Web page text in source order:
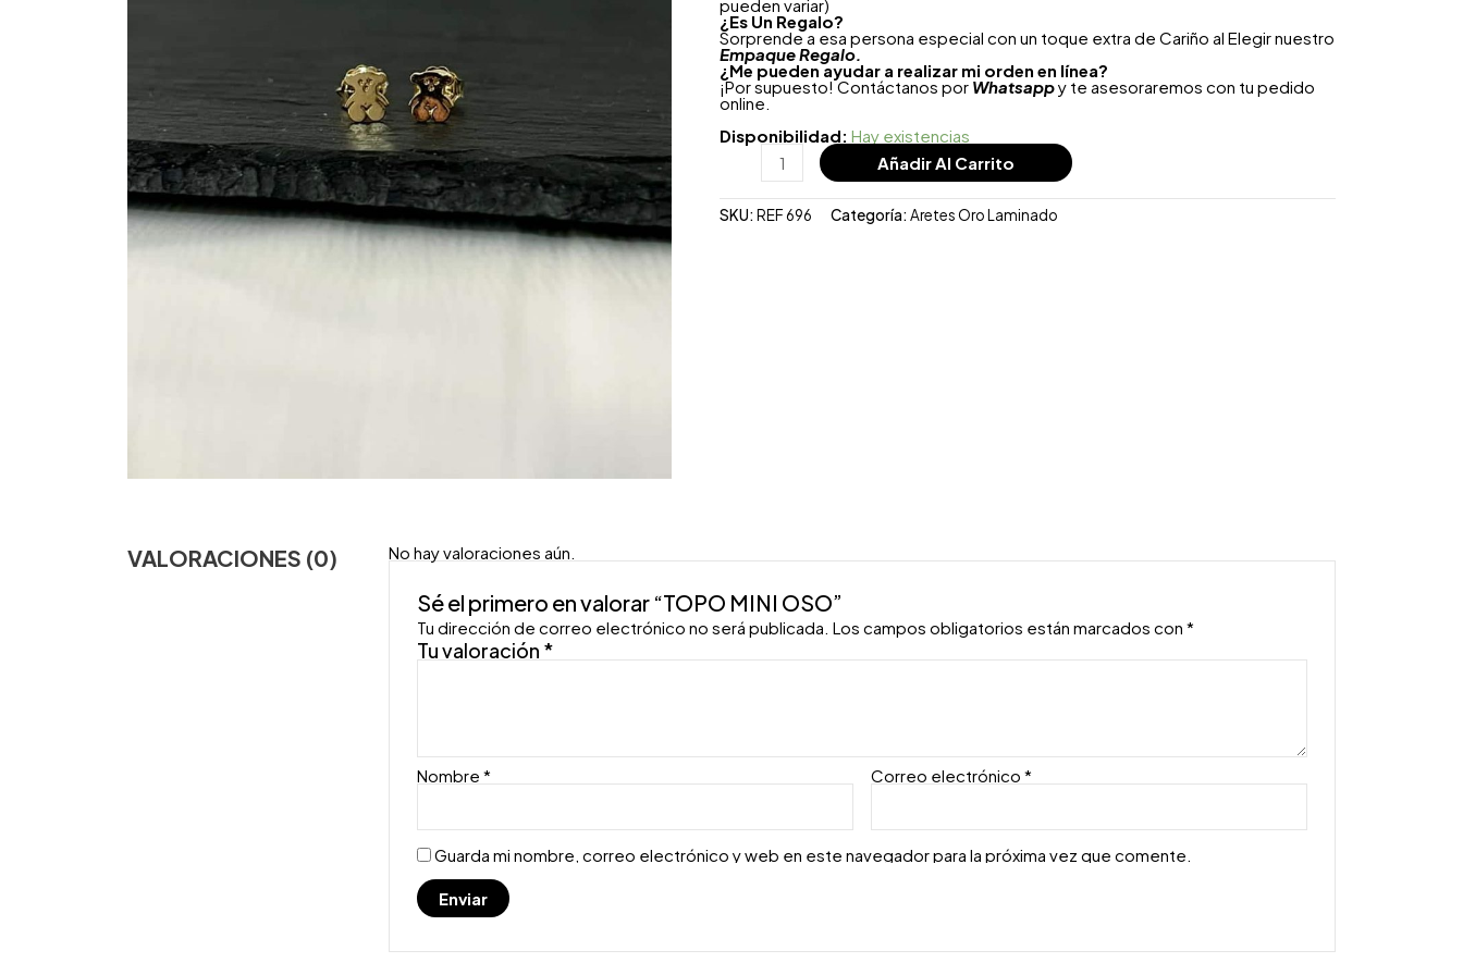
pueden variar)
¿ Es Un Regalo?
Sorprende a esa persona especial con un toque extra de Cariño al Elegir nuestro
Empaque Regalo.
¿Me pueden ayudar a realizar mi orden en línea?
¡Por supuesto! Contáctanos por Whatsappy te asesoraremos con tu pedido
online.
Disponibilidad: Hay existencias
Añadir Al Carrito
SKU: REF 696 Categoría: Aretes Oro Laminado
VALORACIONES (0) No hay valoraciones aún.
Sé el primero en valorar “TOPO MINI OSO”
Tu dirección de correo electrónico no será publicada. Los campos obligatorios están marcados con*
Tu valoración *
Nombre* Correo electrónico*
Guarda mi nombre, correo electrónico y web en este navegador para la próxima vez que comente.